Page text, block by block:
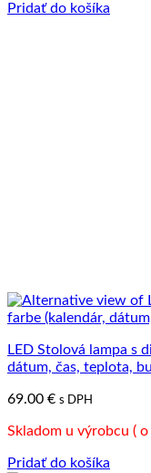
Pridať do košíka
LED Stolová lampa s
dátum, čas, teplota,
69.00 € s DPH
Skladom u výrobcu (
Pridať do košíka